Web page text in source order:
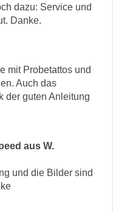
dazu: Service und
Danke.
mit Probetattos und
Auch das
der guten Anleitung
aus W.
und die Bilder sind